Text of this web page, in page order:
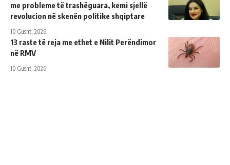
me probleme të trashëguara, kemi sjellë
revolucion në skenën politike shqiptare
10 Gusht, 2026
13 raste të reja me ethet e Nilit Perëndimor
në RMV
10 Gusht, 2026